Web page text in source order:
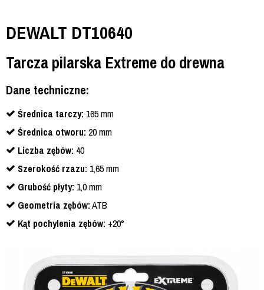
DEWALT DT10640
Tarcza pilarska Extreme do drewna
Dane techniczne:
Średnica tarczy: 165 mm
Średnica otworu: 20 mm
Liczba zębów: 40
Szerokość rzazu: 1,65 mm
Grubość płyty: 1,0 mm
Geometria zębów:ATB
Kąt pochylenia zębów: +20°